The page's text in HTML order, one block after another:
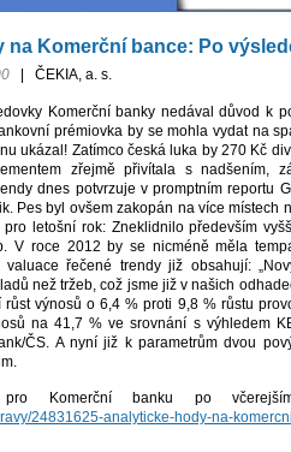
na Komerční bance: Po
ČEKIA, a. s.
Komerční banky nedával důvod k
prémiovka by se mohla vydat na
ukázal! Zatímco česká luka by 270 Kč
zřejmě přivítala s nadšením,
dnes potvrzuje v promptním reportu
Pes byl ovšem zakopán na více místech
letošní rok: Zneklidnilo především
V roce 2012 by se nicméně měla
valuace řečené trendy již obsahují:
než tržeb, což jsme již v našich
růst výnosů o 6,4 % proti 9,8 % růstu
na 41,7 % ve srovnání s výhledem
ČS. A nyní již k parametrům dvou
Komerční banku po
24831625-analyticke-hody-na-